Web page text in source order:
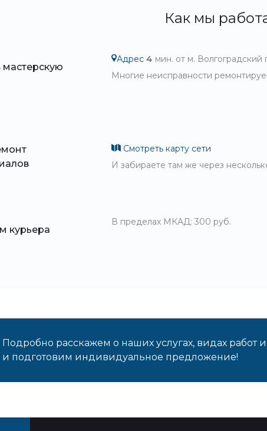
Как мы
Адрес 4 мин. от м. Волгоградский
Многие неисправности
Смотреть карту сети
И забираете там же через
курьера
В пределах МКАД: 300 руб.
Подробно расскажем о наших услугах, видах работ
и подготовим индивидуальное предложение!